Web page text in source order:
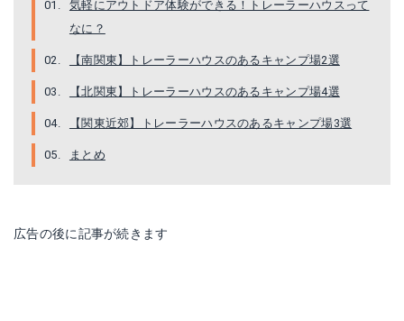
気軽にアウトドア体験ができる！トレーラーハウスって
なに？
【南関東】トレーラーハウスのあるキャンプ場2選
【北関東】トレーラーハウスのあるキャンプ場4選
【関東近郊】トレーラーハウスのあるキャンプ場3選
まとめ
広告の後に記事が続きます